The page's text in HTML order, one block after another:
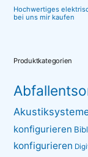
Hochwertiges
bei uns mir kaufen
Produktkategorien
konfigurieren
konfigurieren